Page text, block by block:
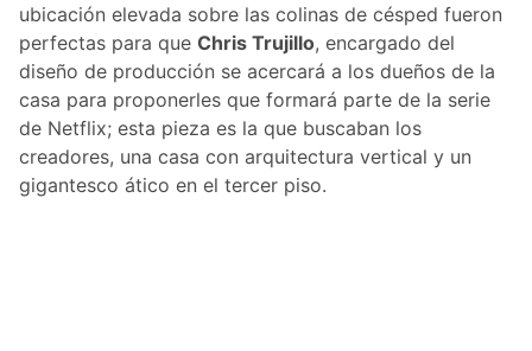
ubicación elevada sobre las colinas de césped fueron
perfectas para que Chris Trujillo, encargado del
diseño de producción se acercará a los dueños de la
casa para proponerles que formará parte de la serie
de Netflix; esta pieza es la que buscaban los
creadores, una casa con arquitectura vertical y un
gigantesco ático en el tercer piso.